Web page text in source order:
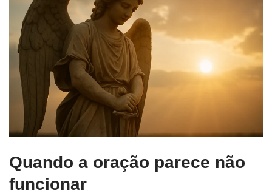
Quando a oração parece não
funcionar